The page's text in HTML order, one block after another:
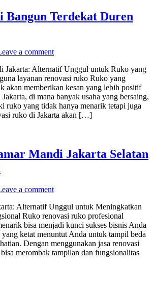
Bangun Terdekat Duren
a comment
Jakarta: Alternatif Unggul untuk Ruko yang
layanan renovasi ruko Ruko yang
akan memberikan kesan yang lebih positif
di mana banyak usaha yang bersaing,
ruko yang tidak hanya menarik tetapi juga
ruko di Jakarta akan […]
Mandi Jakarta Selatan
a comment
Alternatif Unggul untuk Meningkatkan
Ruko renovasi ruko profesional
bisa menjadi kunci sukses bisnis Anda
yang ketat menuntut Anda untuk tampil beda
Dengan menggunakan jasa renovasi
merombak tampilan dan fungsionalitas